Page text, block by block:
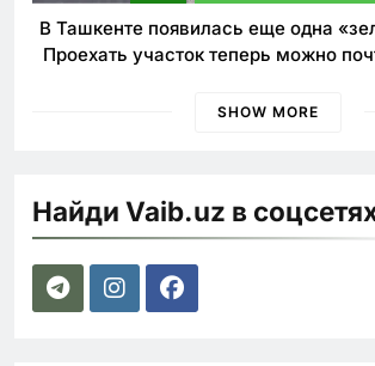
В Ташкенте появилась еще одна
Проехать участок теперь можно
SHOW MORE
Найди Vaib.uz в